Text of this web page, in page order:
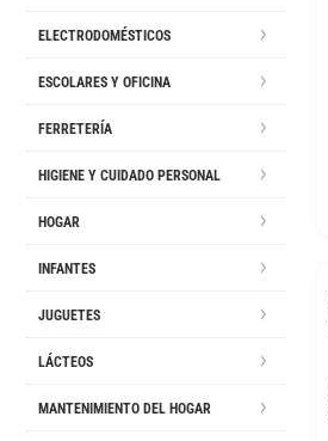
ELECTRODOMÉSTICOS
ESCOLARES Y OFICINA
FERRETERÍA
HIGIENE Y CUIDADO PERSONAL
HOGAR
INFANTES
JUGUETES
LÁCTEOS
MANTENIMIENTO DEL HOGAR